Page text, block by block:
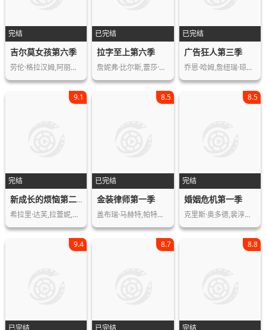
完结
吉尔莫女孩第六季
劳伦·格拉汉姆,阿丽克西斯·布莱德尔…
已完结
拉字至上第六季
詹妮弗·比尔斯,蕾莎·海利,劳蕾尔·霍…
已完结
广告狂人第三季
乔恩·哈姆,詹纽瑞·琼斯,伊丽莎白·莫…
完结
9.1
新成长的烦恼第二季
希拉里·达芙,拉蕾妮,亚当·兰伯格
已完结
8.5
金装律师第一季
盖布瑞·马赫特,帕特里克·J·亚当斯,…
完结
8.5
婚姻危机第一季
克里斯·奥多德,裴淳华,布莱丹·格里森…
已完结
9.4
已完结
8.7
完结
8.8